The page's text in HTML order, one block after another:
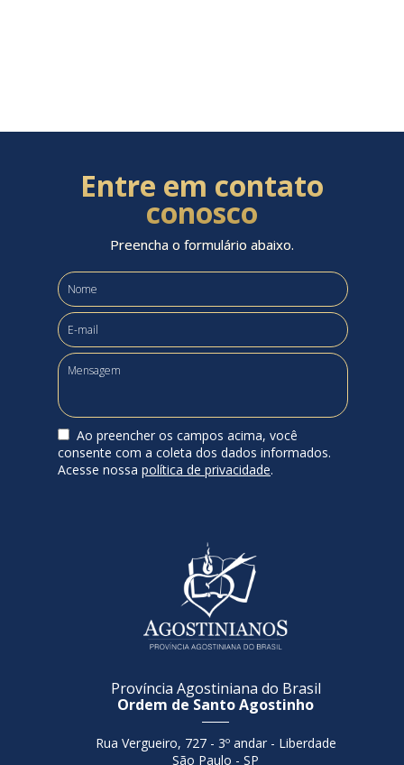
Entre em contato
conosco
Preencha o formulário abaixo.
Ao preencher os campos acima, você
consente com a coleta dos dados informados.
Acesse nossa política de privacidade.
Província Agostiniana do Brasil
Ordem de Santo Agostinho
Rua Vergueiro, 727 - 3º andar - Liberdade
São Paulo - SP